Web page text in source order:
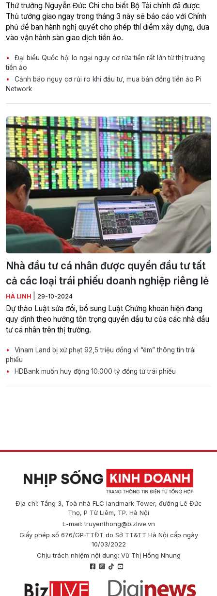
Thứ trưởng Nguyễn Đức Chi cho biết Bộ Tài chính đã được
Thủ tướng giao ngay trong tháng 3 này sẽ báo cáo với Chính
phủ để ban hành nghị quyết cho phép thí điểm xây dựng, đưa
vào vận hành sàn giao dịch tiền ảo.
Đại biểu Quốc hội lo ngại nguy cơ rửa tiền rất lớn từ thị trường
tiền ảo
Cảnh báo nguy cơ rủi ro khi đầu tư, mua bán đồng tiền ảo Pi
Network
Nhà đầu tư cá nhân được quyền đầu tư tất
cả các loại trái phiếu doanh nghiệp riêng lẻ
HÀ LINH 29-10-2024
Dự thảo Luật sửa đổi, bổ sung Luật Chứng khoán hiện đang
quy định theo hướng tôn trọng quyền đầu tư của các nhà đầu
tư cá nhân trên thị trường.
Vinam Land bị xử phạt 92,5 triệu đồng vì “ém” thông tin trái
phiếu
HDBank muốn huy động 10.000 tỷ đồng từ trái phiếu
Địa chỉ: Tầng 3, Toà nhà FLC landmark Tower, đường Lê Đức
Thọ, P Từ Liêm, TP. Hà Nội
E-mail:truyenthong@bizlive.vn
Giấy phép số 676/GP-TTĐT do Sở TT&TT Hà Nội cấp ngày
10/03/2022
Chịu trách nhiệm nội dung: Vũ Thị Hồng Nhung